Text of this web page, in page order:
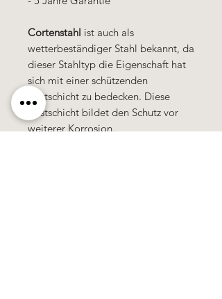
Cortenstahl ist auch als
wetterbeständiger Stahl bekannt, da
dieser Stahltyp die Eigenschaft hat
sich mit einer schützenden
Rostschicht zu bedecken. Diese
Rostschicht bildet den Schutz vor
weiterer Korrosion.